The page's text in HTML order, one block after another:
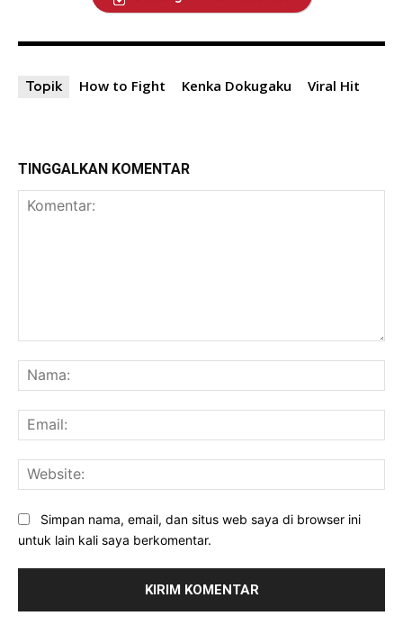
Topik How to Fight Kenka Dokugaku Viral Hit
TINGGALKAN KOMENTAR
Simpan nama, email, dan situs web saya di browser ini
untuk lain kali saya berkomentar.